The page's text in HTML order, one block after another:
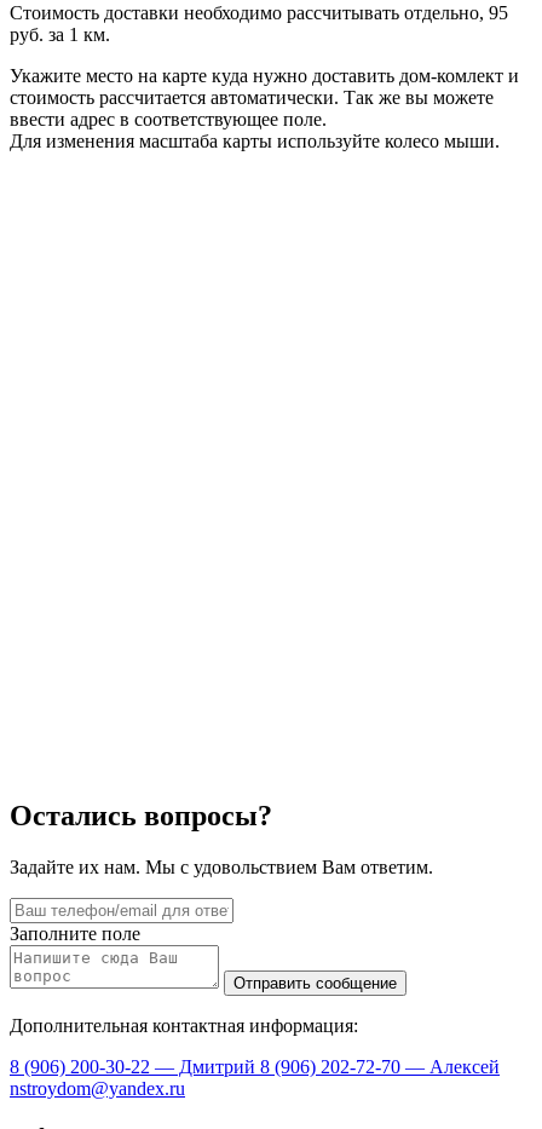
Стоимость доставки необходимо рассчитывать отдельно, 95
руб. за 1 км.
Укажите место на карте куда нужно доставить дом-комлект и
стоимость рассчитается автоматически. Так же вы можете
ввести адрес в соответствующее поле.
Для изменения масштаба карты используйте колесо мыши.
Остались вопросы?
Задайте их нам. Мы с удовольствием Вам ответим.
Заполните поле
Дополнительная контактная информация:
8 (906) 200-30-22 — Дмитрий 8 (906) 202-72-70 — Алексей
nstroydom@yandex.ru